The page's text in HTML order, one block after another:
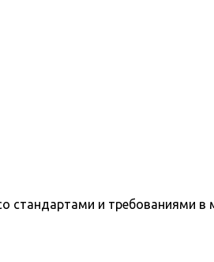
стандартами и требованиями в